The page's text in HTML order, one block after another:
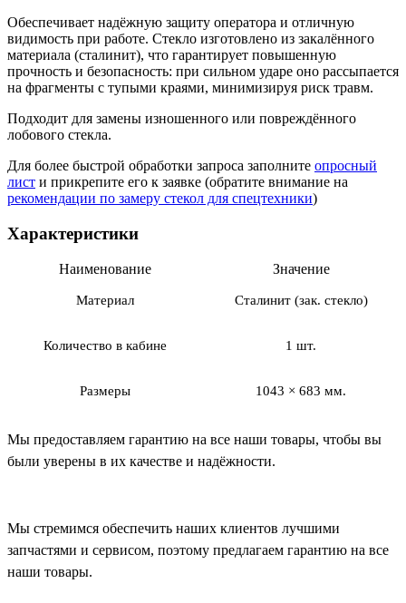
Обеспечивает надёжную защиту оператора и отличную
видимость при работе. Стекло изготовлено из закалённого
материала (сталинит), что гарантирует повышенную
прочность и безопасность: при сильном ударе оно рассыпается
на фрагменты с тупыми краями, минимизируя риск травм.
Подходит для замены изношенного или повреждённого
лобового стекла.
Для более быстрой обработки запроса заполните опросный
лист и прикрепите его к заявке (обратите внимание на
рекомендации по замеру стекол для спецтехники)
Характеристики
Наименование Значение
Материал Сталинит (зак. стекло)
Количество в кабине 1 шт.
Размеры 1043 × 683 мм.
Мы предоставляем гарантию на все наши товары, чтобы вы
были уверены в их качестве и надёжности.
Мы стремимся обеспечить наших клиентов лучшими
запчастями и сервисом, поэтому предлагаем гарантию на все
наши товары.